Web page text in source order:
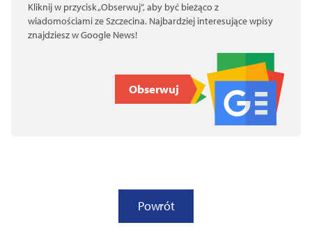
Kliknij w przycisk „Obserwuj”, aby być bieżąco z
wiadomościami ze Szczecina. Najbardziej interesujące wpisy
znajdziesz w Google News!
Obserwuj
Powrót